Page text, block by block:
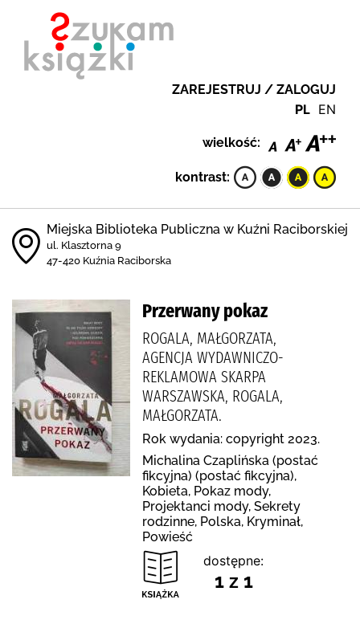
ZAREJESTRUJ / ZALOGUJ
PL EN
wielkość:
kontrast:
Miejska Biblioteka Publiczna w Kuźni Raciborskiej
ul. Klasztorna 9
47-420 Kuźnia Raciborska
Przerwany pokaz
ROGALA, MAŁGORZATA,
AGENCJA WYDAWNICZO-
REKLAMOWA SKARPA
WARSZAWSKA, ROGALA,
MAŁGORZATA.
Rok wydania: copyright 2023.
Michalina Czaplińska (postać
fikcyjna) (postać fikcyjna),
Kobieta, Pokaz mody,
Projektanci mody, Sekrety
rodzinne, Polska, Kryminał,
Powieść
dostępne:
1 z 1